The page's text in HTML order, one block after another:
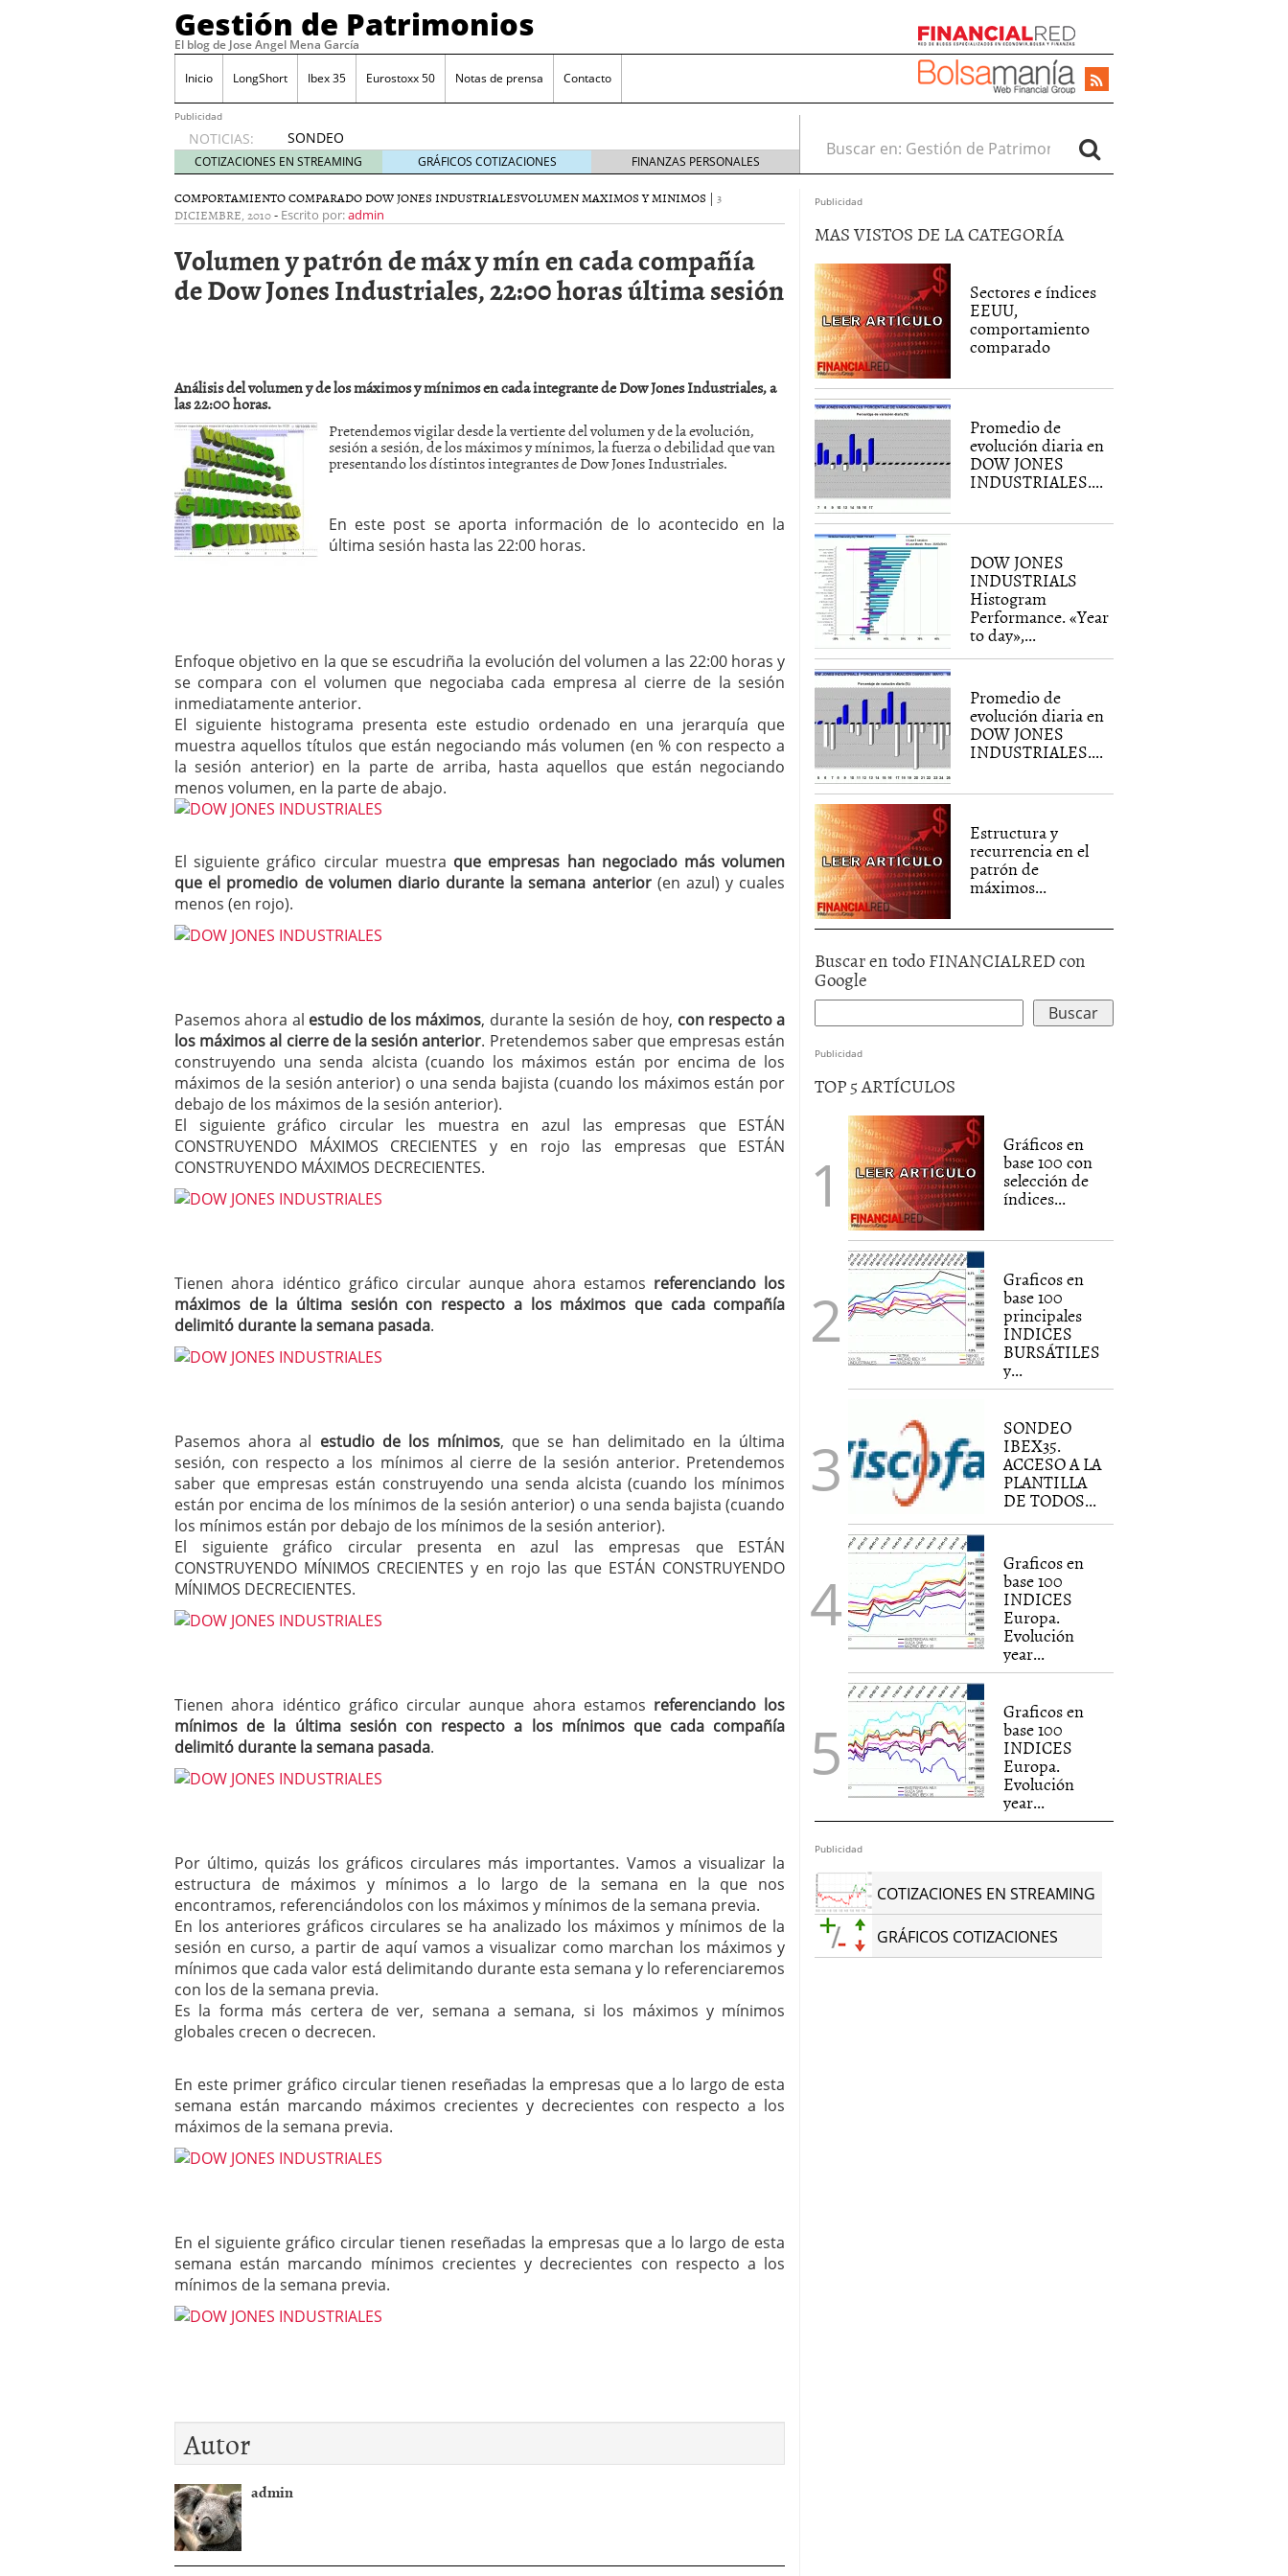
Gestión de Patrimonios
El blog de Jose Angel Mena García
Inicio LongShort Ibex 35 Eurostoxx 50 Notas de prensa Contacto
Publicidad
NOTICIAS:
SONDEO
IBEX35.
ACCESO
A LA
PLANTILLA
TODOS
LOS
VALORES
Comprar y vender divisas con eToro febrero 24, 2014
anuales. Se constata progresivo alejamiento global de m?ximos anuales
mayo 28, 2013
Catalejo sobre IBEX35. SISM?METROS. Prosiguen a la baja desde el 13/mayo
y a?n tienen recorrido adicional
CATALEJO SOBRE IBEX35. TERMOMETROS. Aún con recorrido a la baja para
alcanzar la zona de sobreventa y entonces si se podría apostar por un
rebote interesante
COTIZACIONES EN STREAMING GRÁFICOS COTIZACIONES FINANZAS PERSONALES
Buscar en:
COMPORTAMIENTO COMPARADO DOW JONES INDUSTRIALESVOLUMEN MAXIMOS Y MINIMOS | 3
DICIEMBRE, 2010- Escrito por:admin
Volumen y patrón de máx y mín en cada compañía
de Dow Jones Industriales, 22:00 horas última sesión
Análisis del volumen y de los máximos y mínimos en cada integrante de Dow Jones Industriales, a
las 22:00 horas.
Pretendemos vigilar desde la vertiente del volumen y de la evolución,
sesión a sesión, de los máximos y mínimos, la fuerza o debilidad que van
presentando los dístintos integrantes de Dow Jones Industriales.
En este post se aporta información de lo acontecido en la
última sesión hasta las 22:00 horas.
Enfoque objetivo en la que se escudriña la evolución del volumen a las 22:00 horas y
se compara con el volumen que negociaba cada empresa al cierre de la sesión
inmediatamente anterior.
El siguiente histograma presenta este estudio ordenado en una jerarquía que
muestra aquellos títulos que están negociando más volumen (en % con respecto a
la sesión anterior) en la parte de arriba, hasta aquellos que están negociando
menos volumen, en la parte de abajo.
El siguiente gráfico circular muestra que empresas han negociado más volumen
que el promedio de volumen diario durante la semana anterior(en azul) y cuales
menos (en rojo).
Pasemos ahora al estudio de los máximos, durante la sesión de hoy, con respecto a
los máximos al cierre de la sesión anterior. Pretendemos saber que empresas están
construyendo una senda alcista (cuando los máximos están por encima de los
máximos de la sesión anterior) o una senda bajista (cuando los máximos están por
debajo de los máximos de la sesión anterior).
El siguiente gráfico circular les muestra en azul las empresas que ESTÁN
CONSTRUYENDO MÁXIMOS CRECIENTES y en rojo las empresas que ESTÁN
CONSTRUYENDO MÁXIMOS DECRECIENTES.
Tienen ahora idéntico gráfico circular aunque ahora estamos referenciando los
máximos de la última sesión con respecto a los máximos que cada compañía
delimitó durante la semana pasada.
Pasemos ahora al estudio de los mínimos, que se han delimitado en la última
sesión, con respecto a los mínimos al cierre de la sesión anterior. Pretendemos
saber que empresas están construyendo una senda alcista (cuando los mínimos
están por encima de los mínimos de la sesión anterior) o una senda bajista (cuando
los mínimos están por debajo de los mínimos de la sesión anterior).
El siguiente gráfico circular presenta en azul las empresas que ESTÁN
CONSTRUYENDO MÍNIMOS CRECIENTES y en rojo las que ESTÁN CONSTRUYENDO
MÍNIMOS DECRECIENTES.
Tienen ahora idéntico gráfico circular aunque ahora estamos referenciando los
mínimos de la última sesión con respecto a los mínimos que cada compañía
delimitó durante la semana pasada.
Por último, quizás los gráficos circulares más importantes. Vamos a visualizar la
estructura de máximos y mínimos a lo largo de la semana en la que nos
encontramos, referenciándolos con los máximos y mínimos de la semana previa.
En los anteriores gráficos circulares se ha analizado los máximos y mínimos de la
sesión en curso, a partir de aquí vamos a visualizar como marchan los máximos y
mínimos que cada valor está delimitando durante esta semana y lo referenciaremos
con los de la semana previa.
Es la forma más certera de ver, semana a semana, si los máximos y mínimos
globales crecen o decrecen.
En este primer gráfico circular tienen reseñadas la empresas que a lo largo de esta
semana están marcando máximos crecientes y decrecientes con respecto a los
máximos de la semana previa.
En el siguiente gráfico circular tienen reseñadas la empresas que a lo largo de esta
semana están marcando mínimos crecientes y decrecientes con respecto a los
mínimos de la semana previa.
Autor
admin
Publicidad
MAS VISTOS DE LA CATEGORÍA
Sectores e índices
EEUU,
comportamiento
comparado
Promedio de
evolución diaria en
DOW JONES
INDUSTRIALES....
DOW JONES
INDUSTRIALS
Histogram
Performance. «Year
to day»,...
Promedio de
evolución diaria en
DOW JONES
INDUSTRIALES....
Estructura y
recurrencia en el
patrón de
máximos...
Buscar en todo FINANCIALRED con
Google
Publicidad
TOP 5 ARTÍCULOS
Gráficos en
base 100 con
selección de
índices...
Graficos en
base 100
principales
INDICES
BURSÁTILES
y...
SONDEO
IBEX35.
ACCESO A LA
PLANTILLA
DE TODOS...
Graficos en
base 100
INDICES
Europa.
Evolución
year...
Graficos en
base 100
INDICES
Europa.
Evolución
year...
Publicidad
COTIZACIONES EN STREAMING
GRÁFICOS COTIZACIONES